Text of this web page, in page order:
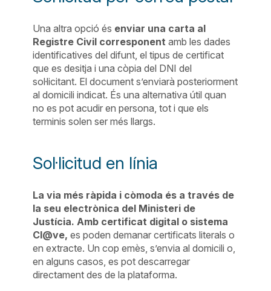
Una altra opció és enviar una carta al
Registre Civil corresponent amb les dades
identificatives del difunt, el tipus de certificat
que es desitja i una còpia del DNI del
sol·licitant. El document s’enviarà posteriorment
al domicili indicat. És una alternativa útil quan
no es pot acudir en persona, tot i que els
terminis solen ser més llargs.
Sol·licitud en línia
La via més ràpida i còmoda és a través de
la seu electrònica del Ministeri de
Justícia. Amb certificat digital o sistema
Cl@ve, es poden demanar certificats literals o
en extracte. Un cop emès, s’envia al domicili o,
en alguns casos, es pot descarregar
directament des de la plataforma.